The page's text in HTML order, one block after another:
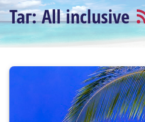
Таг: All inclusive